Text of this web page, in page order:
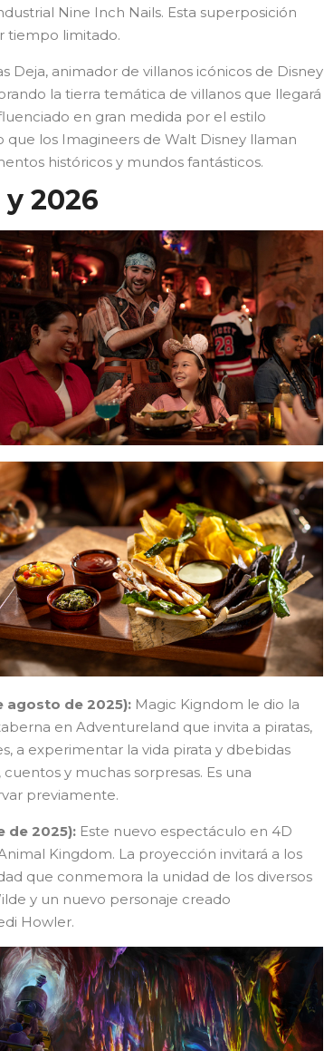
Nine Inch Nails. Esta superposición
tiempo limitado.
Deja, animador de villanos icónicos de Disney
la tierra temática de villanos que llegará
en gran medida por el estilo
los Imagineers de Walt Disney llaman
históricos y mundos fantásticos.
2026
agosto de 2025): Magic Kigndom le dio la
en Adventureland que invita a piratas,
a experimentar la vida pirata y dbebidas
y muchas sorpresas. Es una
previamente.
de 2025): Este nuevo espectáculo en 4D
Kingdom. La proyección invitará a los
que conmemora la unidad de los diversos
y un nuevo personaje creado
Howler.